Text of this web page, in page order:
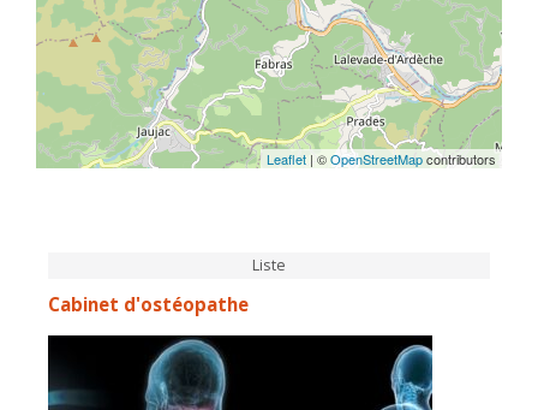
Leaflet | ©OpenStreetMapcontributors
Liste
Cabinet d'ostéopathe